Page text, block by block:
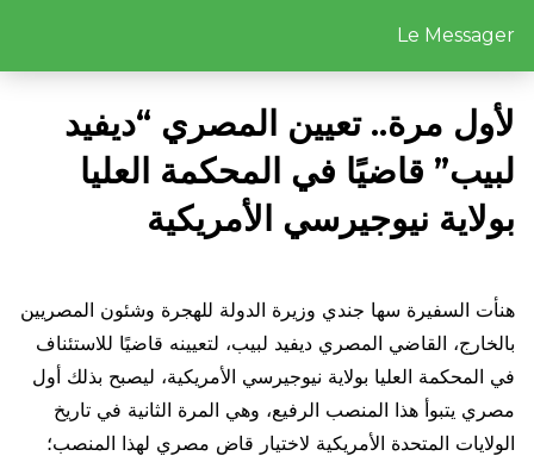
Le Messager
لأول مرة.. تعيين المصري “ديفيد
لبيب” قاضيًا في المحكمة العليا
بولاية نيوجيرسي الأمريكية
هنأت السفيرة سها جندي وزيرة الدولة للهجرة وشئون المصريين
بالخارج، القاضي المصري ديفيد لبيب، لتعيينه قاضيًا للاستئناف
في المحكمة العليا بولاية نيوجيرسي الأمريكية، ليصبح بذلك أول
مصري يتبوأ هذا المنصب الرفيع، وهي المرة الثانية في تاريخ
الولايات المتحدة الأمريكية لاختيار قاضٍ مصري لهذا المنصب؛